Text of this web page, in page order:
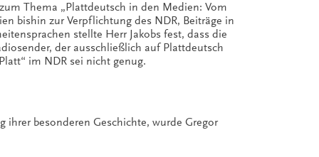
Thema „Plattdeutsch in den Medien: Vom
bishin zur Verpflichtung des NDR, Beiträge in
stellte Herr Jakobs fest, dass die
der ausschließlich auf Plattdeutsch
im NDR sei nicht genug.
besonderen Geschichte, wurde Gregor